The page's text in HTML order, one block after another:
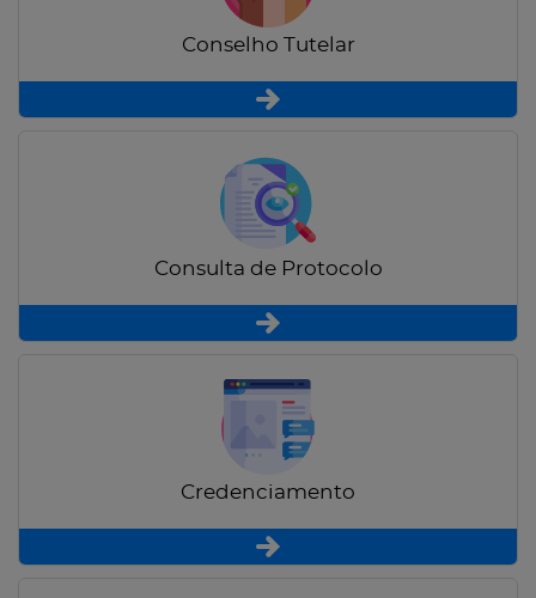
Conselho Tutelar
Consulta de Protocolo
Credenciamento